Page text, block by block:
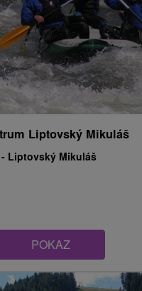
Liptovský Mikuláš
Liptovský Mikuláš
POKAZ